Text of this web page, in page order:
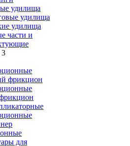
удилища
удилища
удилища
части и
фрикцион
для